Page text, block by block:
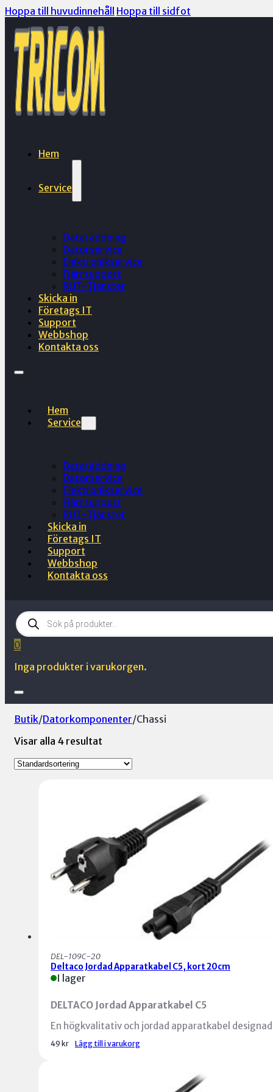
Hoppa till huvudinnehåll Hoppa till sidfot
Hem
Service
Dataräddning
Datorservice
Elektronikservice
Fjärrsupport
RUT-Tjänster
Skicka in
Företags IT
Support
Webbshop
Kontakta oss
Hem
Service
Dataräddning
Datorservice
Elektronikservice
Fjärrsupport
RUT-Tjänster
Skicka in
Företags IT
Support
Webbshop
Kontakta oss
Products
search
0
Inga produkter i varukorgen.
Butik/Datorkomponenter/Chassi
Visar alla 4 resultat
DEL-109C-20
Deltaco Jordad Apparatkabel C5, kort 20cm
I lager
DELTACO Jordad Apparatkabel C5
En högkvalitativ och jordad apparatkabel designad
för att ansluta enheter som bärbara datorer,
nätadaptrar och andra apparater med C5-kontakt
hemmabruk och professionella miljöer.
49 kr Lägg till i varukorg